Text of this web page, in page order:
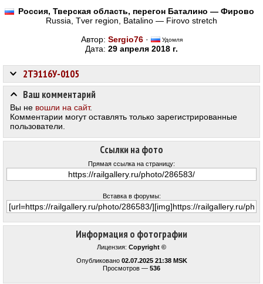
Россия, Тверская область, перегон Баталино — Фирово
Russia, Tver region, Batalino — Firovo stretch
Автор: Sergio76· Удомля
Дата: 29 апреля 2018 г.
Информация о фотографии
Лицензия: Copyright ©
Опубликовано 02.07.2025 21:38 MSK
Просмотров — 536
Ссылки на фото
Прямая ссылка на страницу:
Вставка в форумы:
2ТЭ116У-0105
Ваш комментарий
Вы не вошли на сайт.
Комментарии могут оставлять только зарегистрированные
пользователи.